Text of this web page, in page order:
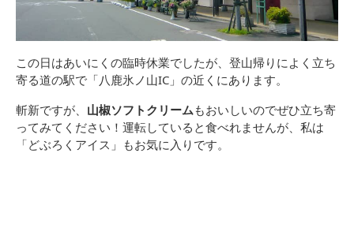
この日はあいにくの臨時休業でしたが、登山帰りによく立ち
寄る道の駅で「八鹿氷ノ山IC」の近くにあります。
斬新ですが、 山椒ソフトクリーム もおいしいのでぜひ立ち寄
ってみてください！運転していると食べれませんが、私は
「どぶろくアイス」もお気に入りです。